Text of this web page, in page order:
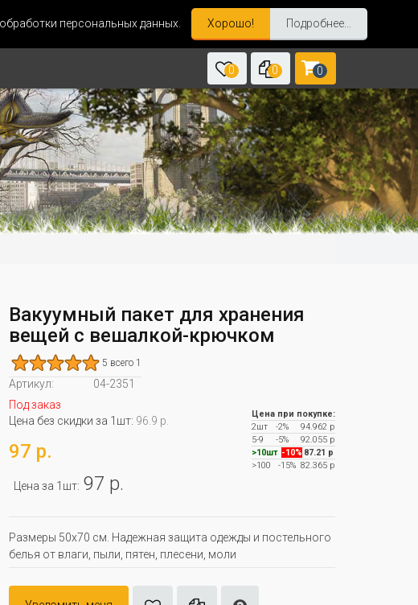
персональных данных. Хорошо! Подробнее...
0 0 0
Вакуумный пакет для хранения
вещей с вешалкой-крючком
5 всего 1
Артикул:
04-2351
Под заказ
Цена без скидки за 1шт: 96.9 р.
97 р.
Цена за 1шт: 97 р.
Цена при покупке:
2шт
-2%
94.962 р
5-9
-5%
92.055 р
>10шт -10% 87.21 р
>100
-15%82.365 р
Размеры 50х70 см. Надежная защита одежды и постельного
белья от влаги, пыли, пятен, плесени, моли